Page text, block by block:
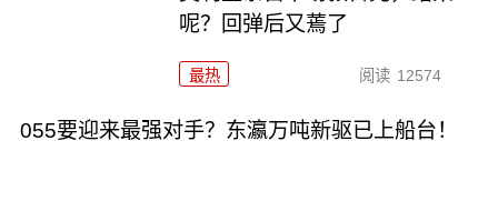
呢？回弹后又蔫了
最热 阅读 12574
055要迎来最强对手？东瀛万吨新驱已上船台！